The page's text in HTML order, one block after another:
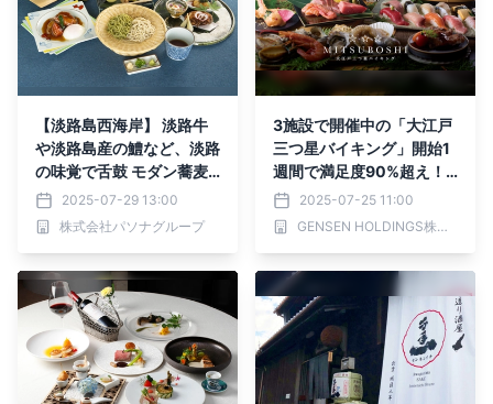
【淡路島西海岸】 淡路牛
や淡路島産の鱧など、淡路
の味覚で舌鼓 モダン蕎麦
割烹 『Oh-SOBAR』夏季
限定コース8月1日より提
供開始
2025-07-29 13:00
株式会社パソナグループ
3施設で開催中の「大江戸
三つ星バイキング」開始1
週間で満足度90%超え！
お客様の80%以上が“バイ
キング目当て”で来館！
2025-07-25 11:00
GENSEN HOLDINGS株式会社